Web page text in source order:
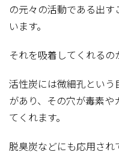
の元々の活動である出
います。
それを吸着してくれるの
活性炭には微細孔とい
があり、その穴が毒素
てくれます。
脱臭炭などにも応用され